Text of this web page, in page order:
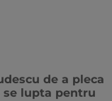
de a pleca
se lupta pentru